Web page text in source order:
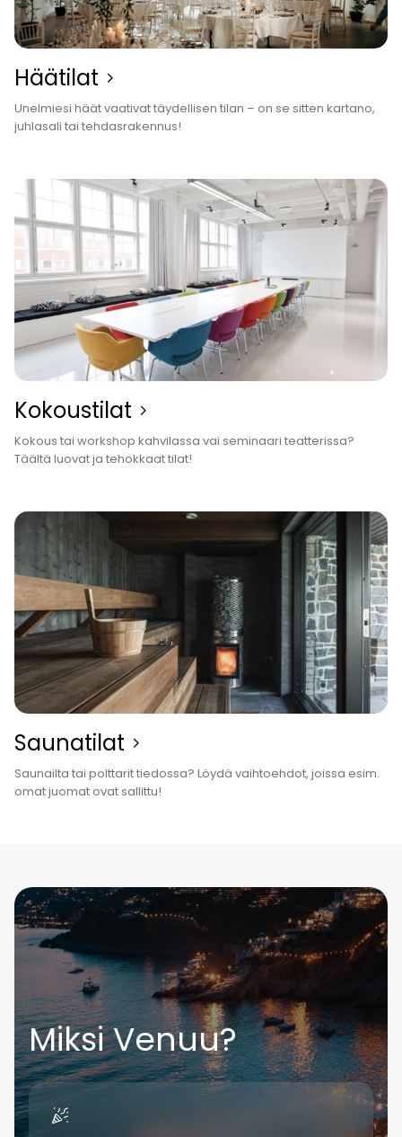
Häätilat
Unelmiesi häät vaativat täydel­lisen tilan – on se sitten kartano,
juhlasali tai tehdasrakennus!
Kokous­tilat
Kokous tai workshop kahvilassa vai seminaari teatterissa?
Täältä luovat ja tehokkaat tilat!
Sauna­tilat
Saunailta tai polttarit tiedossa? Löydä vaihtoehdot, joissa esim.
omat juomat ovat sallittu!
Miksi Venuu?